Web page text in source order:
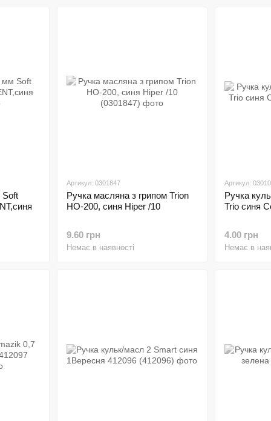
Soft
Артикул: 0301847
Ручка масляна з грипом Trion
HO-200, синя Hiper /10
9.60 грн
Немає в наявності
Артикул:
Ручка
Trio синя
4.00 грн
Немає в